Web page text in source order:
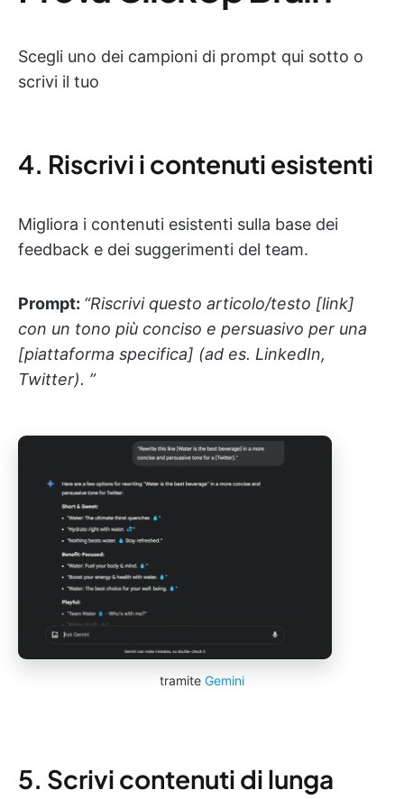
Scegli uno dei campioni di prompt qui sotto o
scrivi il tuo
4. Riscrivi i contenuti esistenti
Migliora i contenuti esistenti sulla base dei
feedback e dei suggerimenti del team.
Prompt: “Riscrivi questo articolo/testo [link]
con un tono più conciso e persuasivo per una
[piattaforma specifica] (ad es. LinkedIn,
Twitter). ”
tramite Gemini
5. Scrivi contenuti di lunga